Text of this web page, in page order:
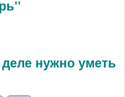
нужно уметь